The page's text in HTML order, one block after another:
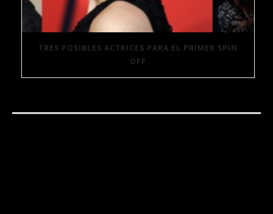
TRES POSIBLES ACTRICES PARA EL PRIMER SPIN
OFF